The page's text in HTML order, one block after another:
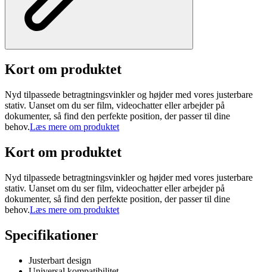
Kort om produktet
Nyd tilpassede betragtningsvinkler og højder med vores justerbare
stativ. Uanset om du ser film, videochatter eller arbejder på
dokumenter, så find den perfekte position, der passer til dine
behov.Læs mere om produktet
Kort om produktet
Nyd tilpassede betragtningsvinkler og højder med vores justerbare
stativ. Uanset om du ser film, videochatter eller arbejder på
dokumenter, så find den perfekte position, der passer til dine
behov.Læs mere om produktet
Specifikationer
Justerbart design